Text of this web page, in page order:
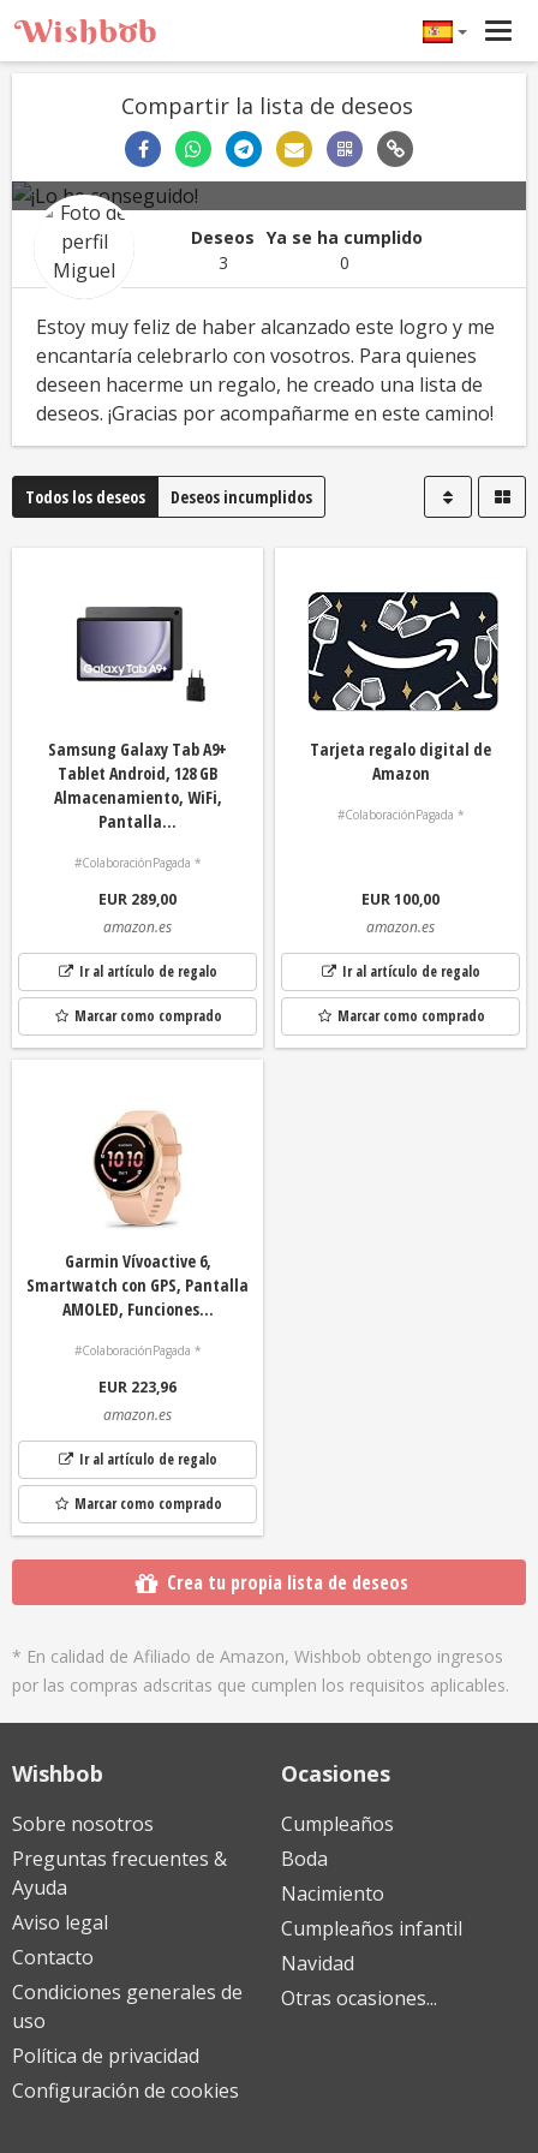
Compartir la lista de deseos
¡Lo he conseguido!
Miguel Graduación
Deseos
3
Ya se ha cumplido
0
Estoy muy feliz de haber alcanzado este logro y me
encantaría celebrarlo con vosotros. Para quienes
deseen hacerme un regalo, he creado una lista de
deseos. ¡Gracias por acompañarme en este camino!
Todos los deseos Deseos incumplidos
Samsung Galaxy Tab A9+
Tablet Android, 128 GB
Almacenamiento, WiFi,
Pantalla...
#ColaboraciónPagada *
EUR 289,00
amazon.es
Ir al artículo de regalo
Marcar como comprado
Tarjeta regalo digital de
Amazon
#ColaboraciónPagada *
EUR 100,00
amazon.es
Ir al artículo de regalo
Marcar como comprado
Garmin Vívoactive 6,
Smartwatch con GPS, Pantalla
AMOLED, Funciones...
#ColaboraciónPagada *
EUR 223,96
amazon.es
Ir al artículo de regalo
Marcar como comprado
Crea tu propia lista de deseos
* En calidad de Afiliado de Amazon, Wishbob obtengo ingresos
por las compras adscritas que cumplen los requisitos aplicables.
Wishbob
Sobre nosotros
Preguntas frecuentes &
Ayuda
Aviso legal
Contacto
Condiciones generales de
uso
Política de privacidad
Configuración de cookies
Ocasiones
Cumpleaños
Boda
Nacimiento
Cumpleaños infantil
Navidad
Otras ocasiones...